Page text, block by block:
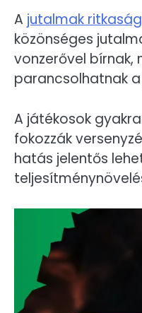
A jutalmak ritkaság
közönséges
vonzerővel
parancsolhatnak
A játékosok
fokozzák
hatás jelentős